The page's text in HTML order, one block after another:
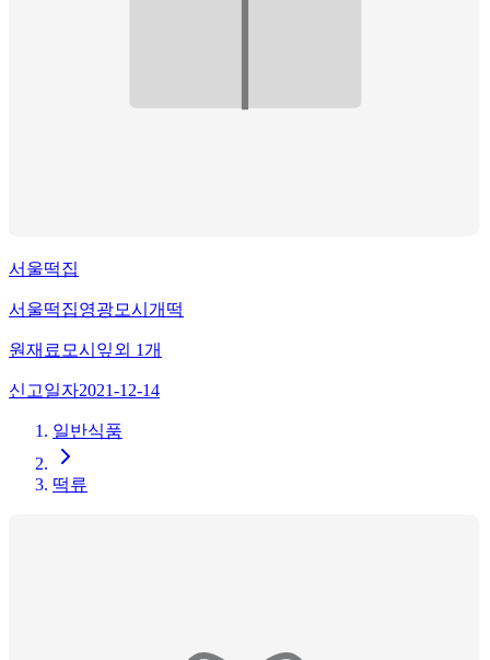
서울떡집
서울떡집영광모시개떡
원재료 모시잎외 1개
신고일자2021-12-14
일반식품
떡류